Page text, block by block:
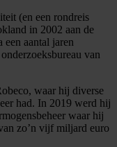
(en een rondreis
in 2002 aan de
een aantal jaren
van
waar hij diverse
had. In 2019 werd hij
waar hij
zo’n vijf miljard euro